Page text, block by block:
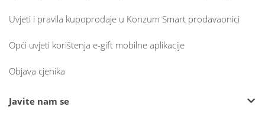
Uvjeti i pravila kupoprodaje u Konzum Smart prodavaonici
Opći uvjeti korištenja e-gift mobilne aplikacije
Objava cjenika
Javite nam se